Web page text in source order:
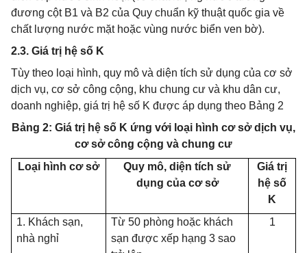
đương cột B1 và B2 của Quy chuẩn kỹ thuật quốc gia về
chất lượng nước mặt hoặc vùng nước biển ven bờ).
2.3. Giá trị hệ số K
Tùy theo loại hình, quy mô và diện tích sử dụng của cơ sở
dịch vụ, cơ sở công cộng, khu chung cư và khu dân cư,
doanh nghiệp, giá trị hệ số K được áp dụng theo Bảng 2
Bảng 2: Giá trị hệ số K ứng với loại hình cơ sở dịch vụ,
cơ sở công cộng và chung cư
Loại hình cơ sở
Quy mô, diện tích sử
dụng của cơ sở
Giá trị
hệ số
K
1. Khách sạn,
nhà nghỉ
Từ 50 phòng hoặc khách
sạn được xếp hạng 3 sao
1